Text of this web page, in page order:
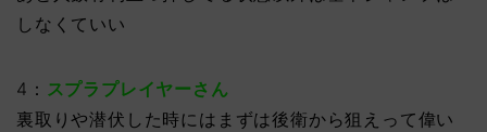
しなくていい
4： スプラプレイヤーさん
裏取りや潜伏した時にはまずは後衛から狙えって偉い